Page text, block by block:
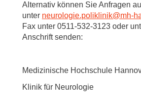
Alternativ können Sie Anfragen
unter neurologie.poliklinik@mh-
Fax unter 0511-532-3123 oder
Anschrift senden:
Medizinische Hochschule
Klinik für Neurologie